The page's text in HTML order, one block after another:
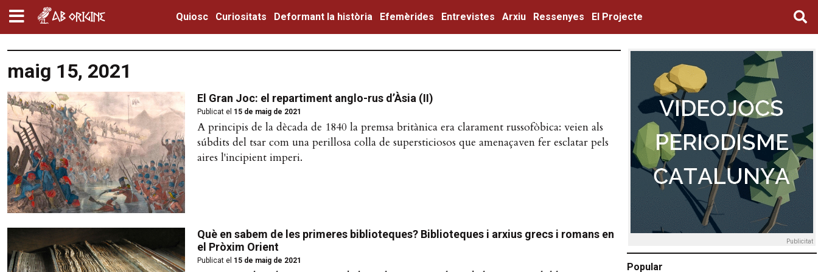
Quiosc Curiositats Deformant la història Efemèrides Entrevistes Arxiu Ressenyes El Projecte
maig 15, 2021
El Gran Joc: el repartiment anglo-rus d’Àsia (II)
Publicat el 15 de maig de 2021
A principis de la dècada de 1840 la premsa britànica era clarament russofòbica: veien als
súbdits del tsar com una perillosa colla de supersticiosos que amenaçaven fer esclatar pels
aires l'incipient imperi.
Què en sabem de les primeres biblioteques? Biblioteques i arxius grecs i romans en
el Pròxim Orient
Publicat el 15 de maig de 2021
Publicitat
Popular